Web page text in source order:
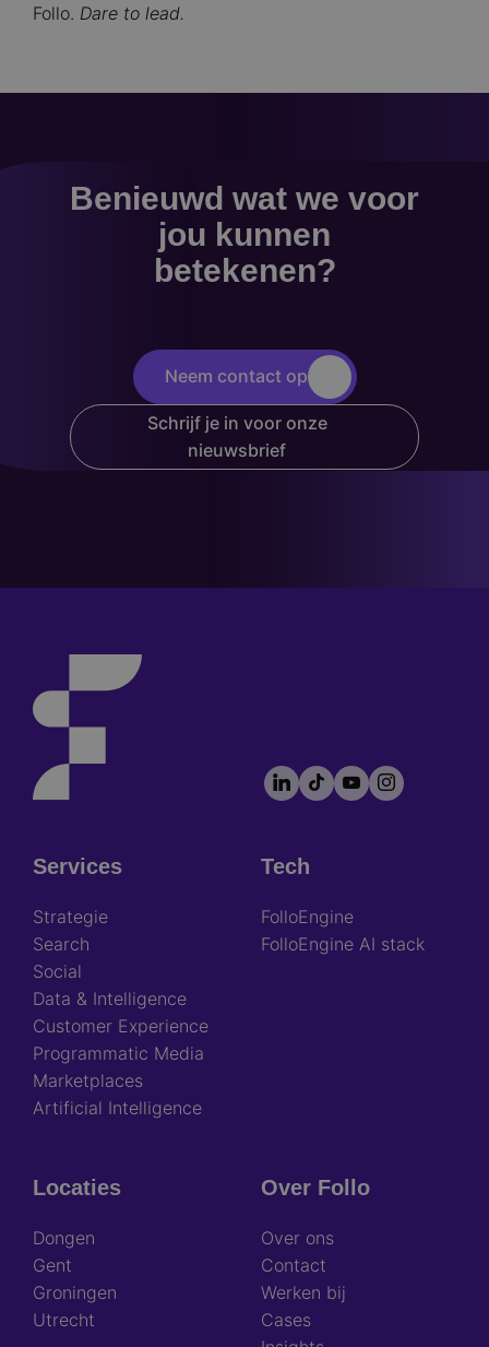
Follo. Dare to lead.
Benieuwd wat we voor
jou kunnen
betekenen?
Neem contact op
Schrijf je in voor onze
nieuwsbrief
Footer
socials
LinkedIn
TikTokYouTubeInstagram
Footer
Services
Strategie
Search
Social
Data & Intelligence
Customer Experience
Programmatic Media
Marketplaces
Artificial Intelligence
Tech
FolloEngine
FolloEngine AI stack
Locaties
Dongen
Gent
Groningen
Utrecht
Over Follo
Over ons
Contact
Werken bij
Cases